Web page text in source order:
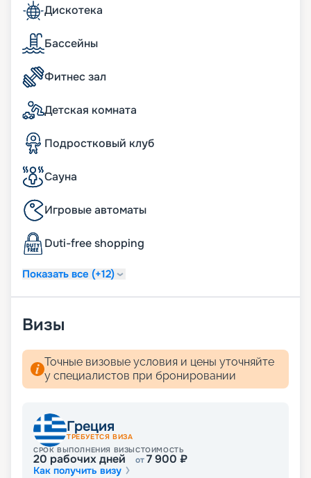
гардеробные с туалетным столиком.
бесплатный Wi-Fi;
информационно-развлекательная система,
включая Smart TV, легкое подключение к
персональным гаджетам;
телефон с голосовой почтой;
беспроводная зарядная станция на
прикроватных тумбочках;
система индивидуального климат-контроля;
24 часа в сутки консьерж-служба;
24 часа в сутки обслуживание номеров «in-suite
24 часа в сутки батлер-сервис (действует для
резиденций);
24 часа в сутки услуги прачечной, глажки (может
взиматься дополнительная плата);
ежедневная уборка дважды в день, включая
услугу подготовки сьюта ко сну;
услуга по чистке обуви.
Дискотека
Бассейны
Фитнес зал
Детская комната
Подростковый клуб
Сауна
Игровые автоматы
Duti-free shopping
Показать все (+12)
Визы
Точные визовые условия и цены уточняйте
у специалистов при бронировании
Греция
ТРЕБУЕТСЯ ВИЗА
СРОК ВЫПОЛНЕНИЯ ВИЗЫ
20 рабочих дней
СТОИМОСТЬ
от7 900 ₽
Как получить визу